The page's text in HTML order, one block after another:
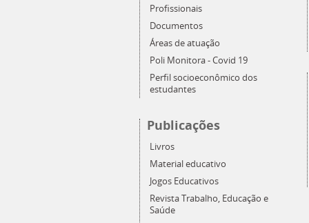
Profissionais
Documentos
Áreas de atuação
Poli Monitora - Covid 19
Perfil socioeconômico dos
estudantes
Publicações
Livros
Material educativo
Jogos Educativos
Revista Trabalho, Educação e
Saúde